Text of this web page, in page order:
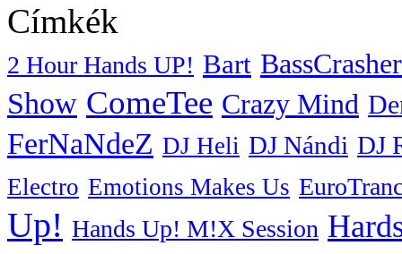
Címkék
2 Hour Hands UP! Bart BassCrasher
Show ComeTee Crazy Mind
FerNaNdeZ DJ Heli DJ Nándi DJ
Electro Emotions Makes Us
Up! Hands Up! M!X Session